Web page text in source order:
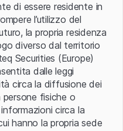
di essere residente in
l’utilizzo del
la propria residenza
diverso dal territorio
Securities (Europe)
dalle leggi
circa la diffusione dei
fisiche o
circa la
hanno la propria sede